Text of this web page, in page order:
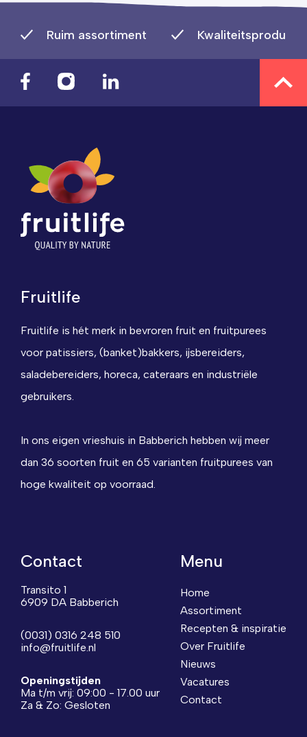
Ruim assortiment
Fruitlife
Fruitlife is hét merk in bevroren fruit en fruitpurees
voor patissiers, (banket)bakkers, ijsbereiders,
saladebereiders, horeca, cateraars en industriële
gebruikers.
In ons eigen vrieshuis in Babberich hebben wij meer
dan 36 soorten fruit en 65 varianten fruitpurees van
hoge kwaliteit op voorraad.
Contact
Transito 1
6909 DA Babberich
(0031) 0316 248 510
info@fruitlife.nl
Openingstijden
Ma t/m vrij: 09:00 - 17.00 uur
Za & Zo: Gesloten
Menu
Home
Assortiment
Recepten & inspiratie
Over Fruitlife
Nieuws
Vacatures
Contact